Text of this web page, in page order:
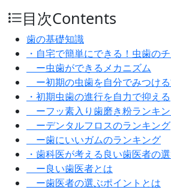
目次Contents
歯の基礎知識
・自宅で簡単にできる！虫歯の
ー虫歯ができるメカニズム
ー初期の虫歯を自分でみつけ
・初期虫歯の進行を自力で抑える
ーフッ素入り歯磨き粉ランキ
ーデンタルフロスのランキング
ー歯にいいガムのランキング
・歯科医が考える良い歯医者の
ー良い歯医者とは
ー歯医者の選ぶポイントとは